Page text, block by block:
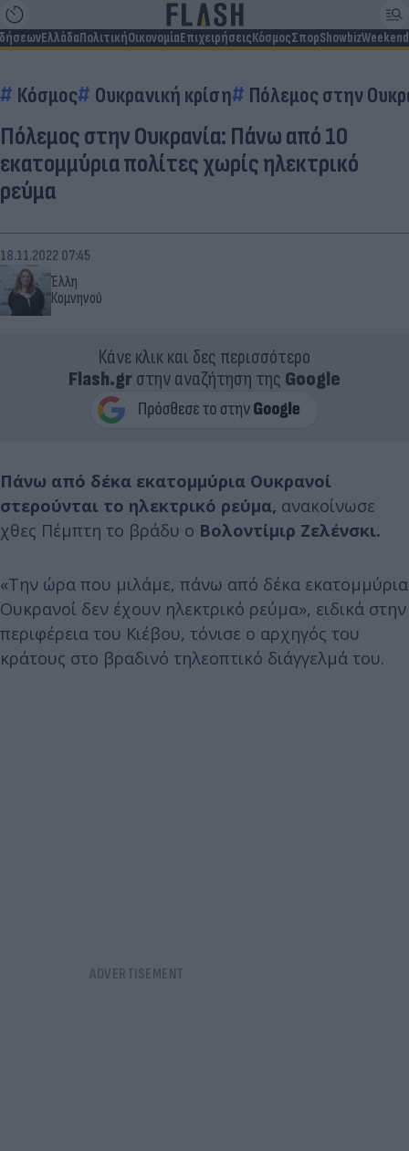
ΕλλάδαΠολιτικήΟικονομίαΕπιχειρήσειςΚόσμοςΣπορShowbizWeekend
Κόσμος Ουκρανική κρίση Πόλεμος στην
Πόλεμος στην Ουκρανία: Πάνω από 10
εκατομμύρια πολίτες χωρίς ηλεκτρικό
ρεύμα
Έλλη
Κομνηνού
18.11.2022 07:45
Κάνε κλικ και δες περισσότερο
Flash.grστην αναζήτηση της Google
Πάνω από δέκα εκατομμύρια Ουκρανοί
στερούνται το ηλεκτρικό ρεύμα, ανακοίνωσε
χθες Πέμπτη το βράδυ ο Βολοντίμιρ Ζελένσκι.
«Την ώρα που μιλάμε, πάνω από δέκα εκατομμύρια
Ουκρανοί δεν έχουν ηλεκτρικό ρεύμα», ειδικά στην
περιφέρεια του Κιέβου, τόνισε ο αρχηγός του
κράτους στο βραδινό τηλεοπτικό διάγγελμά του.